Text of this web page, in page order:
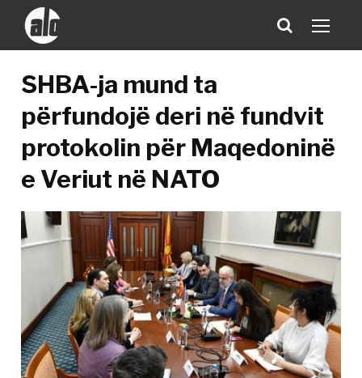
SHBA-ja mund ta
përfundojë deri në fundvit
protokolin për Maqedoninë
e Veriut në NATO